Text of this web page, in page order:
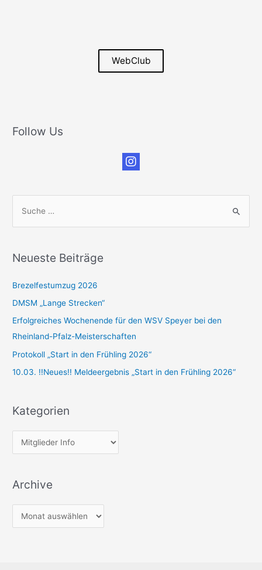
WebClub
Follow Us
n
:
Neueste Beiträge
Brezelfestumzug 2026
DMSM „Lange Strecken“
Erfolgreiches Wochenende für den WSV Speyer bei den
Rheinland-Pfalz-Meisterschaften
Protokoll „Start in den Frühling 2026“
10.03. !!Neues!! Meldeergebnis „Start in den Frühling 2026“
Kategorien
a
e
Archive
r